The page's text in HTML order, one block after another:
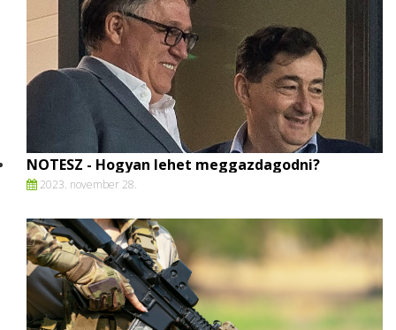
NOTESZ - Hogyan lehet meggazdagodni?
2023. november 28.